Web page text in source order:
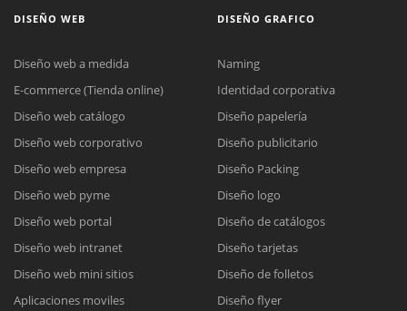
DISEÑO WEB
Diseño web a medida
E-commerce (Tienda online)
Diseño web catálogo
Diseño web corporativo
Diseño web empresa
Diseño web pyme
Diseño web portal
Diseño web intranet
Diseño web mini sitios
Aplicaciones moviles
DISEÑO GRAFICO
Naming
Identidad corporativa
Diseño papelería
Diseño publicitario
Diseño Packing
Diseño logo
Diseño de catálogos
Diseño tarjetas
Diseño de folletos
Diseño flyer